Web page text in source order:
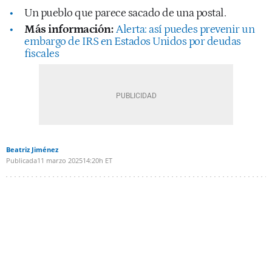
Un pueblo que parece sacado de una postal.
Más información: Alerta: así puedes prevenir un
embargo de IRS en Estados Unidos por deudas
fiscales
Beatriz Jiménez
Publicada11 marzo 202514:20h ET